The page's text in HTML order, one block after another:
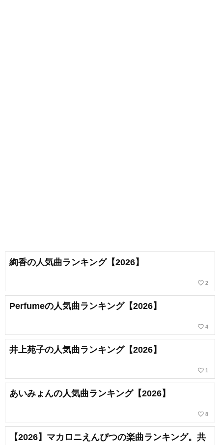
絢香の人気曲ランキング【2026】
favorite_border 2
Perfumeの人気曲ランキング【2026】
favorite_border 4
井上苑子の人気曲ランキング【2026】
favorite_border 1
あいみょんの人気曲ランキング【2026】
favorite_border 8
【2026】マカロニえんぴつの楽曲ランキング。共